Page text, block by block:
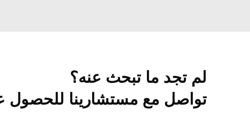
لم تجد ما تبحث عنه؟
تواصل مع مستشارينا للحصول